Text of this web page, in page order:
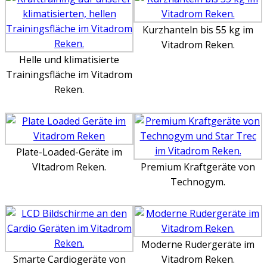
Helle und klimatisierte
Trainingsfläche im Vitadrom
Reken.
Kurzhanteln bis 55 kg im
Vitadrom Reken.
Plate-Loaded-Geräte im
VItadrom Reken.
Premium Kraftgeräte von
Technogym.
Smarte Cardiogeräte von
Moderne Rudergeräte im
Vitadrom Reken.